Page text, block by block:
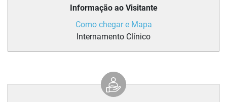
Informação ao Visitante
Como chegar e Mapa
Internamento Clínico